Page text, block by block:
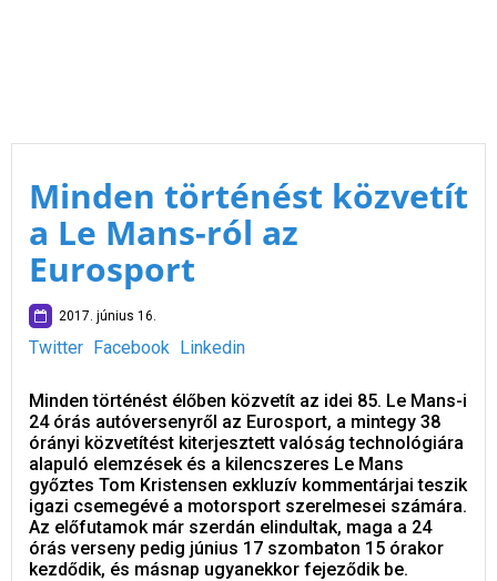
Minden történést közvetít
a Le Mans-ról az
Eurosport
2017. június 16.
Twitter Facebook Linkedin
Minden történést élőben közvetít az idei 85. Le Mans-i
24 órás autóversenyről az Eurosport, a mintegy 38
órányi közvetítést kiterjesztett valóság technológiára
alapuló elemzések és a kilencszeres Le Mans
győztes Tom Kristensen exkluzív kommentárjai teszik
igazi csemegévé a motorsport szerelmesei számára.
Az előfutamok már szerdán elindultak, maga a 24
órás verseny pedig június 17 szombaton 15 órakor
kezdődik, és másnap ugyanekkor fejeződik be.